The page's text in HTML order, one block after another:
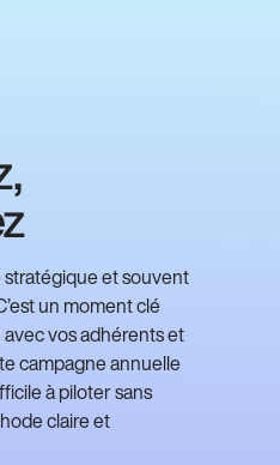
et souvent
un moment clé
vos adhérents et
campagne annuelle
à piloter sans
claire et